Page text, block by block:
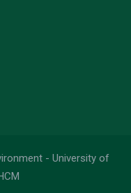
- University of